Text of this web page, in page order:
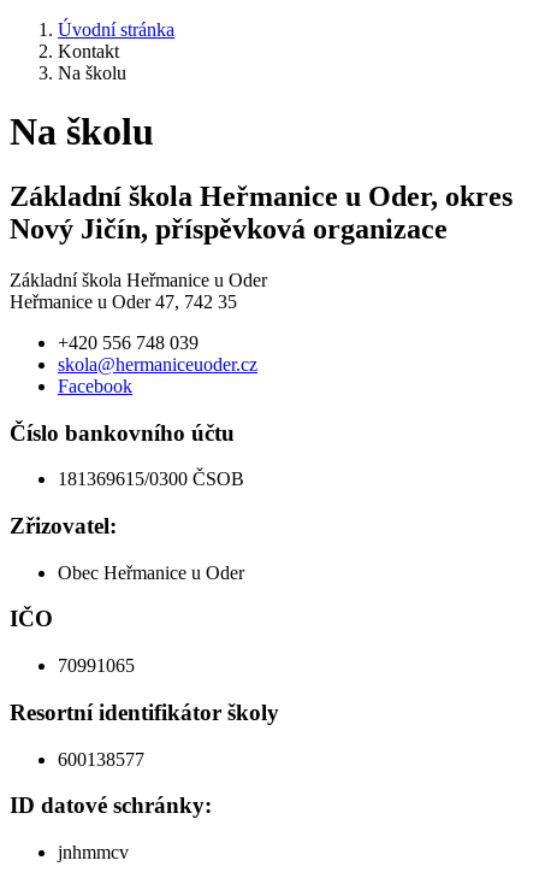
Úvodní stránka
Kontakt
Na školu
Na školu
Základní škola Heřmanice u Oder, okres
Nový Jičín, příspěvková organizace
Základní škola Heřmanice u Oder
Heřmanice u Oder 47, 742 35
+420 556 748 039
skola@hermaniceuoder.cz
Facebook
Číslo bankovního účtu
181369615/0300 ČSOB
Zřizovatel:
Obec Heřmanice u Oder
IČO
70991065
Resortní identifikátor školy
600138577
ID datové schránky:
jnhmmcv